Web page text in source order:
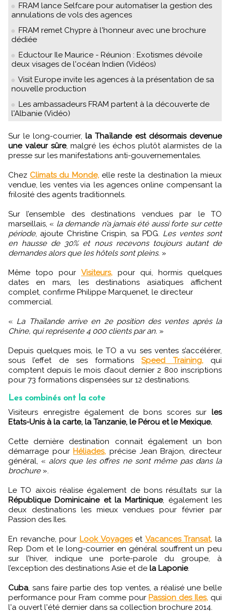
FRAM lance Selfcare pour automatiser la gestion des
annulations de vols des agences
FRAM remet Chypre à l'honneur avec une brochure
dédiée
Eductour Ile Maurice - Réunion : Exotismes dévoile
deux visages de l'océan Indien (Vidéos)
Visit Europe invite les agences à la présentation de sa
nouvelle production
Les ambassadeurs FRAM partent à la découverte de
l'Albanie (Vidéo)
Sur le long-courrier, la Thaïlande est désormais devenue
une valeur sûre, malgré les échos plutôt alarmistes de la
presse sur les manifestations anti-gouvernementales.
Chez Climats du Monde,elle reste la destination la mieux
vendue, les ventes via les agences online compensant la
frilosité des agents traditionnels.
Sur l’ensemble des destinations vendues par le TO
marseillais, « la demande n’a jamais été aussi forte sur cette
période, ajoute Christine Crispin, sa PDG. Les ventes sont
en hausse de 30% et nous recevons toujours autant de
demandes alors que les hôtels sont pleins. »
Même topo pour Visiteurs, ‎ pour qui, hormis quelques
dates en mars, les destinations asiatiques affichent
complet, confirme Philippe Marquenet, le directeur
commercial.
« La Thaïlande arrive en 2e position des ventes après la
Chine, qui représente 4 000 clients par an. »
Depuis quelques mois, le TO a vu ses ventes s’accélérer,
sous l’effet de ses formationsSpeed Training,qui
comptent depuis le mois d’aout dernier 2 800 inscriptions
pour 73 formations dispensées sur 12 destinations.
Les combinés ont la cote
Visiteurs enregistre également de bons scores sur les
Etats-Unis à la carte, la Tanzanie, le Pérou et le Mexique.
Cette dernière destination connait également un bon
démarrage pour Héliades, précise Jean Brajon, directeur
général, « alors que les offres ne sont même pas dans la
brochure ».
Le TO aixois réalise également de bons résultats sur la
République Dominicaine et la Martinique, également les
deux destinations les mieux vendues pour février par
Passion des Iles.
En revanche, pour Look Voyageset Vacances Transat, la
Rep Dom et le long-courrier en général souffrent un peu
sur l’hiver, indique une porte-parole du groupe, à
l’exception des destinations Asie et de la Laponie.
Cuba, sans faire partie des top ventes, a réalisé une belle
performance pour Fram comme pour Passion des Iles, qui
l'a ouvert l'été dernier dans sa collection brochure 2014.